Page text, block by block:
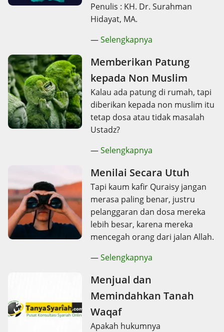
Penulis : KH. Dr. Surahman
Hidayat, MA.
—Selengkapnya
Memberikan Patung
kepada Non Muslim
Kalau ada patung di rumah, tapi
diberikan kepada non muslim itu
tetap dosa atau tidak masalah
Ustadz?
—Selengkapnya
Menilai Secara Utuh
Tapi kaum kafir Quraisy jangan
merasa paling benar, justru
pelanggaran dan dosa mereka
lebih besar, karena mereka
mencegah orang dari jalan Allah.
—Selengkapnya
Menjual dan
Memindahkan Tanah
Waqaf
Apakah hukumnya